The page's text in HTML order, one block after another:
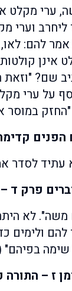
ערי מקלט
וערי
אמר להם:
שם?
על ערי
במוסר
עתיד לסדר
פרק ד –
לא
ולימים
בפיהם"
ז – התורה